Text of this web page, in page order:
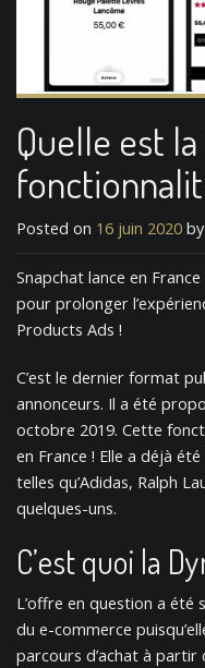
Quelle est
Posted on 16 juin 2020 by
Snapchat lance en
pour prolonger
Products Ads !
C’est le dernier format
annonceurs. Il a été
octobre 2019. Cette
en France ! Elle a déjà
telles qu’Adidas, Ralph
quelques-uns.
C’est quoi la
L’offre en question a été
du e-commerce
parcours d’achat à partir